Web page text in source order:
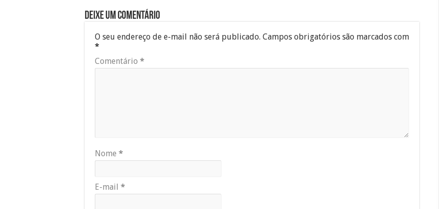
Deixe um comentário
O seu endereço de e-mail não será publicado. Campos obrigatórios são marcados com
*
Comentário *
Nome *
E-mail *